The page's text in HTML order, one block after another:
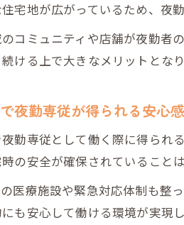
宅地が広がっているため、夜
コミュニティや店舗が夜勤者
ける上で大きなメリットとなり
夜勤専従が得られる安心感
勤専従として働く際に得られ
の安全が確保されていること
医療施設や緊急対応体制も整
も安心して働ける環境が実現し